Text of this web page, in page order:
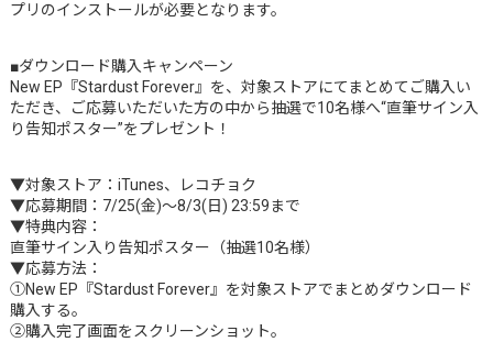
プリのインストールが必要となります。
■ダウンロード購入キャンペーン
New EP『Stardust Forever』を、対象ストアにてまとめてご購入い
ただき、ご応募いただいた方の中から抽選で10名様へ“直筆サイン入
り告知ポスター”をプレゼント！
▼対象ストア：iTunes、レコチョク
▼応募期間：7/25(金)～8/3(日) 23:59まで
▼特典内容：
直筆サイン入り告知ポスター（抽選10名様）
▼応募方法：
①New EP『Stardust Forever』を対象ストアでまとめダウンロード
購入する。
②購入完了画面をスクリーンショット。